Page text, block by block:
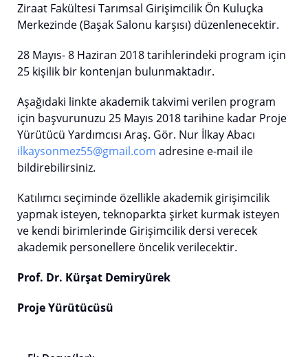
Ziraat Fakültesi Tarımsal Girişimcilik Ön Kuluçka
Merkezinde (Başak Salonu karşısı) düzenlenecektir.
28 Mayıs- 8 Haziran 2018 tarihlerindeki program için
25 kişilik bir kontenjan bulunmaktadır.
Aşağıdaki linkte akademik takvimi verilen program
için başvurunuzu 25 Mayıs 2018 tarihine kadar Proje
Yürütücü Yardımcısı Araş. Gör. Nur İlkay Abacı
ilkaysonmez55@gmail.com adresine e-mail ile
bildirebilirsiniz.
Katılımcı seçiminde özellikle akademik girişimcilik
yapmak isteyen, teknoparkta şirket kurmak isteyen
ve kendi birimlerinde Girişimcilik dersi verecek
akademik personellere öncelik verilecektir.
Prof. Dr. Kürşat Demiryürek
Proje Yürütücüsü